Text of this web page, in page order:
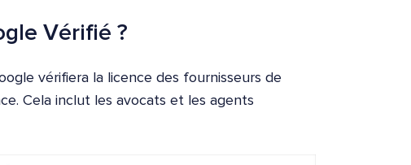
Vérifié ?
vérifiera la licence des fournisseurs de
Cela inclut les avocats et les agents